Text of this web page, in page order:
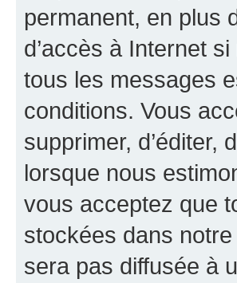
permanent, en plus
d’accès à Internet
tous les messages
conditions. Vous
supprimer, d’éditer,
lorsque nous
vous acceptez que
stockées dans
sera pas diffusée à